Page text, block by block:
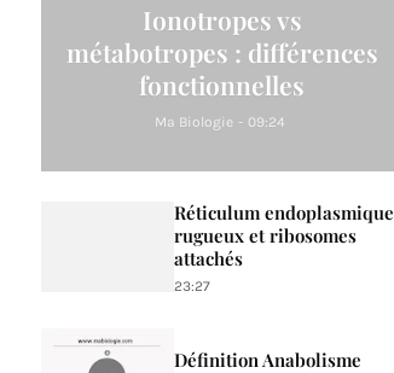
Ionotropes vs
métabotropes : différences
fonctionnelles
Ma Biologie - 09:24
Réticulum endoplasmique
rugueux et ribosomes
attachés
23:27
Définition Anabolisme